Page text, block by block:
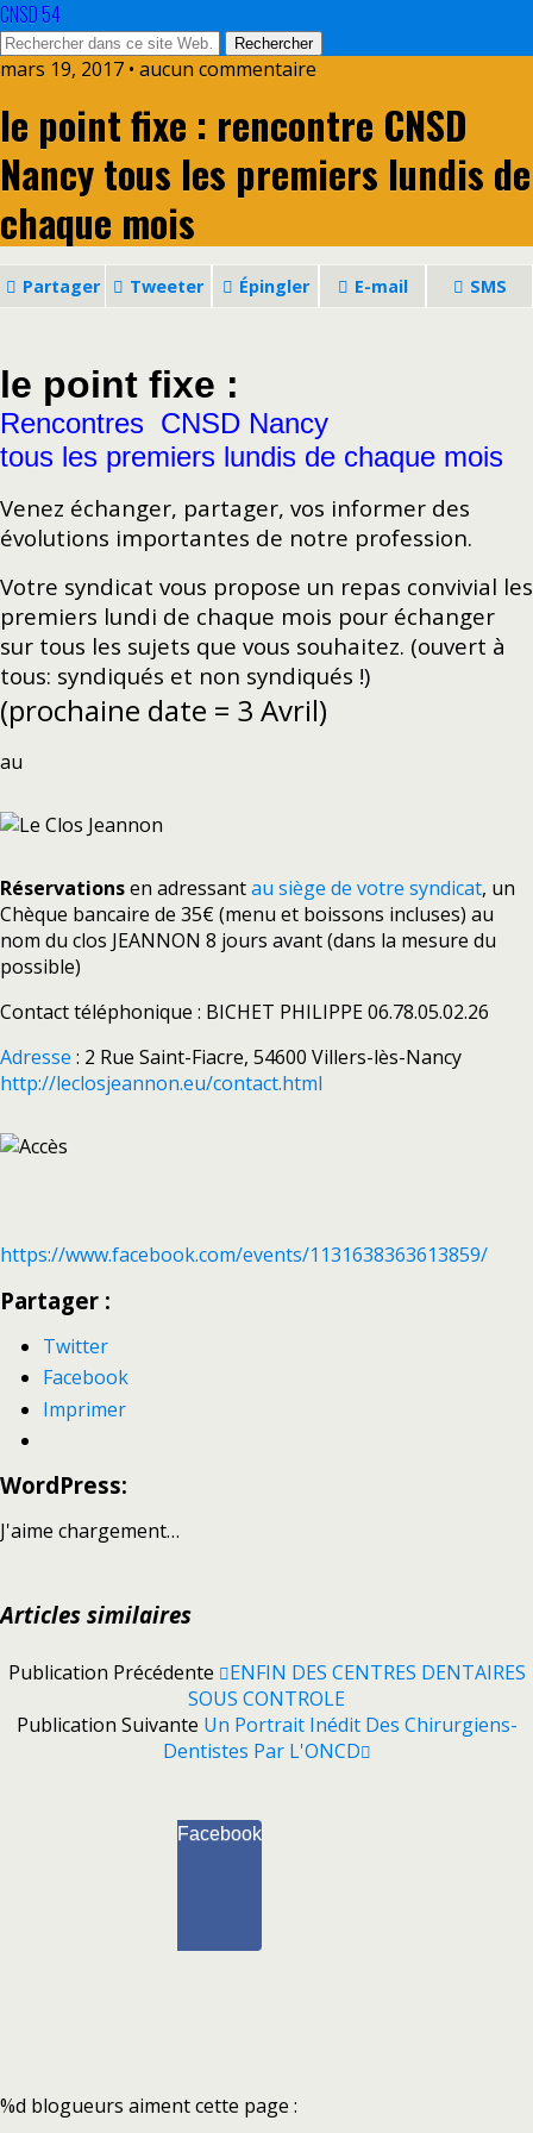
CNSD 54
mars 19, 2017 • aucun commentaire
le point fixe : rencontre CNSD
Nancy tous les premiers lundis de
chaque mois
Partager Tweeter Épingler E-mail SMS
le point fixe :
Rencontres CNSD Nancy
tous les premiers lundis de chaque mois
Venez échanger, partager, vos informer des
évolutions importantes de notre profession.
Votre syndicat vous propose un repas convivial les
premiers lundi de chaque mois pour échanger
sur tous les sujets que vous souhaitez. (ouvert à
tous: syndiqués et non syndiqués !)
(prochaine date = 3 Avril)
au
Réservationsen adressantau siège de votre syndicat, un
Chèque bancaire de 35€ (menu et boissons incluses) au
nom du clos JEANNON 8 jours avant (dans la mesure du
possible)
Contact téléphonique : BICHET PHILIPPE 06.78.05.02.26
Adresse : 2 Rue Saint-Fiacre, 54600 Villers-lès-Nancy
http://leclosjeannon.eu/contact.html
https://www.facebook.com/events/1131638363613859/
Partager :
Twitter
Facebook
Imprimer
WordPress:
J'aime chargement…
Articles similaires
Publication Précédente
ENFIN DES CENTRES DENTAIRES
SOUS CONTROLE
Publication Suivante Un Portrait Inédit Des Chirurgiens-
Dentistes Par L'ONCD
Facebook
%d blogueurs aiment cette page :